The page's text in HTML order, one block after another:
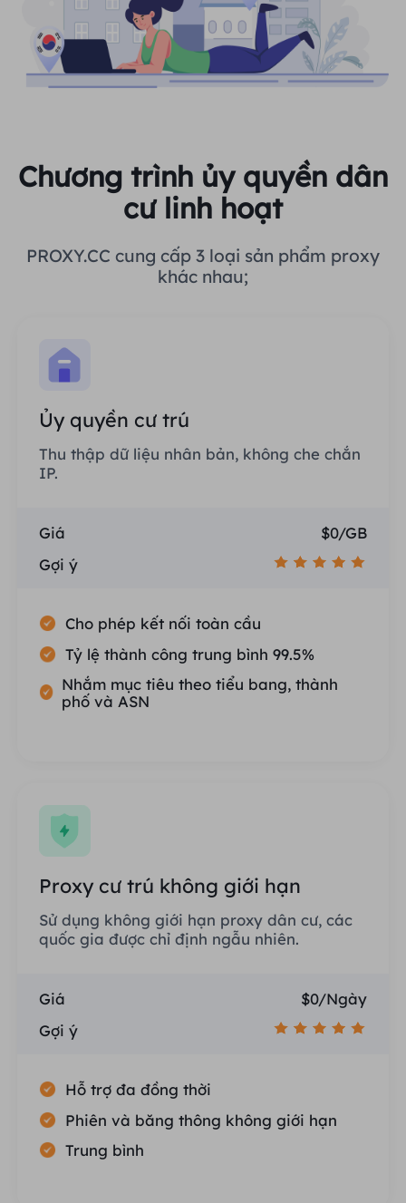
Chương trình ủy quyền dân
cư linh hoạt
PROXY.CC cung cấp 3 loại sản phẩm proxy
khác nhau;
Ủy quyền cư trú
Thu thập dữ liệu nhân bản, không che chắn
IP.
Giá
$0/GB
Gợi ý
Cho phép kết nối toàn cầu
Tỷ lệ thành công trung bình 99.5%
Nhắm mục tiêu theo tiểu bang, thành
phố và ASN
Proxy cư trú không giới hạn
Sử dụng không giới hạn proxy dân cư, các
quốc gia được chỉ định ngẫu nhiên.
Giá
$0/Ngày
Gợi ý
Hỗ trợ đa đồng thời
Phiên và băng thông không giới hạn
Trung bình